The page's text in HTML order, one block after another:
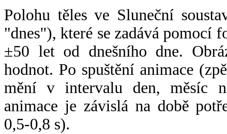
Polohu těles ve Sluneční
"dnes"), které se zadává pomocí
±50 let od dnešního dne.
hodnot. Po spuštění animace
mění v intervalu den, měsíc
animace je závislá na době
0,5-0,8 s).